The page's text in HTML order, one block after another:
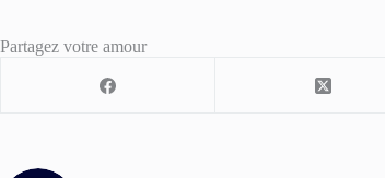
Partagez votre amour